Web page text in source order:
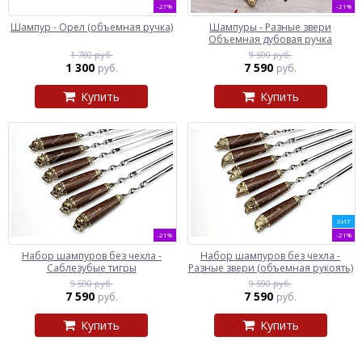
-27%
Шампур - Орел (объемная ручка)
1 780 руб.
1 300 руб.
Купить
-21%
Шампуры - Разные звери
Объемная дубовая ручка
9 590 руб.
7 590 руб.
Купить
-21%
Набор шампуров без чехла -
Саблезубые тигры
9 590 руб.
7 590 руб.
Купить
ХИТ
-21%
Набор шампуров без чехла -
Разные звери (объемная рукоять)
9 590 руб.
7 590 руб.
Купить